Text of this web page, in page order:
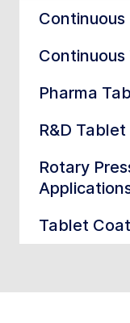
Pharma
R&D Tablet
Rotary
Tablet